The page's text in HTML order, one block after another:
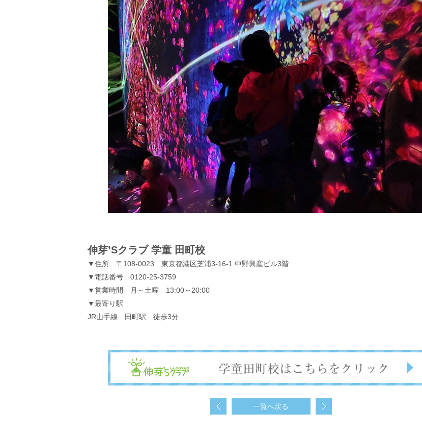
伸芽’Sクラブ 学童 田町校
▼住所 〒108-0023 東京都港区芝浦3-16-1 中野興産ビル3階
▼電話番号 0120-25-3759
▼営業時間 月～土曜 13:00～20:00
▼最寄り駅
JR山手線 田町駅 徒歩3分
一覧へ戻る